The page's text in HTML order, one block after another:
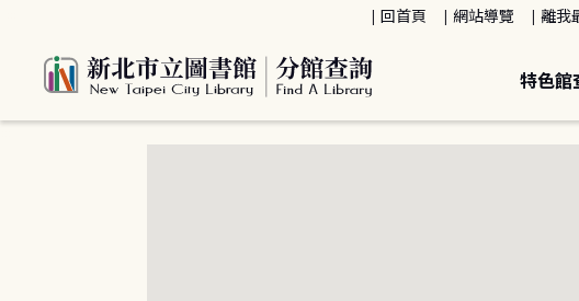
回首頁 網站導覽 離我
特色館